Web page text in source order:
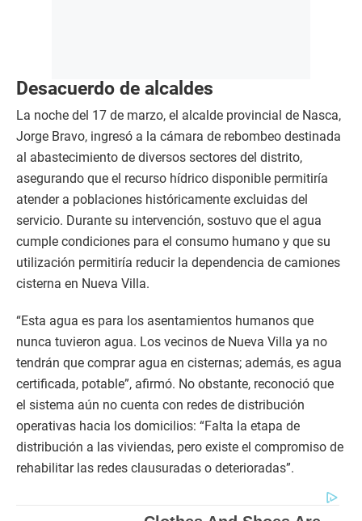
Desacuerdo de alcaldes
La noche del 17 de marzo, el alcalde provincial de Nasca,
Jorge Bravo, ingresó a la cámara de rebombeo destinada
al abastecimiento de diversos sectores del distrito,
asegurando que el recurso hídrico disponible permitiría
atender a poblaciones históricamente excluidas del
servicio. Durante su intervención, sostuvo que el agua
cumple condiciones para el consumo humano y que su
utilización permitiría reducir la dependencia de camiones
cisterna en Nueva Villa.
“Esta agua es para los asentamientos humanos que
nunca tuvieron agua. Los vecinos de Nueva Villa ya no
tendrán que comprar agua en cisternas; además, es agua
certificada, potable”, afirmó. No obstante, reconoció que
el sistema aún no cuenta con redes de distribución
operativas hacia los domicilios: “Falta la etapa de
distribución a las viviendas, pero existe el compromiso de
rehabilitar las redes clausuradas o deterioradas”.